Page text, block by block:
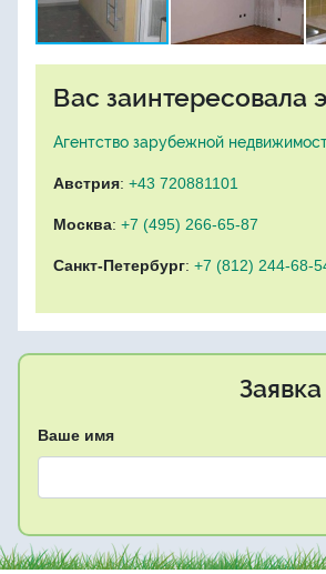
Вас заинтересовала
Агентство зарубежной
Австрия: +43 720881101
Москва: +7 (495) 266-65-87
Санкт-Петербург: +7 (812) 244-68-
Ваше имя